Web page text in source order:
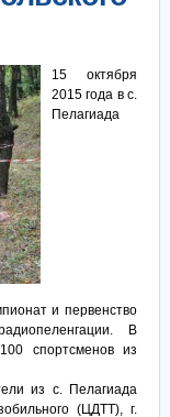
15 октября
2015 года в с.
Пелагиада
и первенство
В
спортсменов из
из с. Пелагиада
(ЦДТТ), г.